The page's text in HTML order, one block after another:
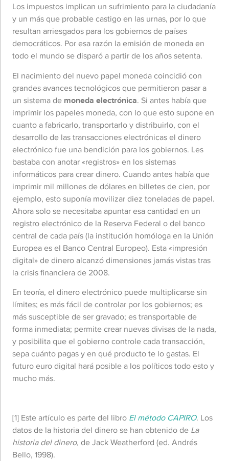
Los impuestos implican un sufrimiento para la ciudadanía
y un más que probable castigo en las urnas, por lo que
resultan arriesgados para los gobiernos de países
democráticos. Por esa razón la emisión de moneda en
todo el mundo se disparó a partir de los años setenta.
El nacimiento del nuevo papel moneda coincidió con
grandes avances tecnológicos que permitieron pasar a
un sistema de moneda electrónica. Si antes había que
imprimir los papeles moneda, con lo que esto supone en
cuanto a fabricarlo, transportarlo y distribuirlo, con el
desarrollo de las transacciones electrónicas el dinero
electrónico fue una bendición para los gobiernos. Les
bastaba con anotar «registros» en los sistemas
informáticos para crear dinero. Cuando antes había que
imprimir mil millones de dólares en billetes de cien, por
ejemplo, esto suponía movilizar diez toneladas de papel.
Ahora solo se necesitaba apuntar esa cantidad en un
registro electrónico de la Reserva Federal o del banco
central de cada país (la institución homóloga en la Unión
Europea es el Banco Central Europeo). Esta «impresión
digital» de dinero alcanzó dimensiones jamás vistas tras
la crisis financiera de 2008.
En teoría, el dinero electrónico puede multiplicarse sin
límites; es más fácil de controlar por los gobiernos; es
más susceptible de ser gravado; es transportable de
forma inmediata; permite crear nuevas divisas de la nada,
y posibilita que el gobierno controle cada transacción,
sepa cuánto pagas y en qué producto te lo gastas. El
futuro euro digital hará posible a los políticos todo esto y
mucho más.
[1] Este artículo es parte del libro El método CAPIRO. Los
datos de la historia del dinero se han obtenido de La
historia del dinero, de Jack Weatherford (ed. Andrés
Bello, 1998).